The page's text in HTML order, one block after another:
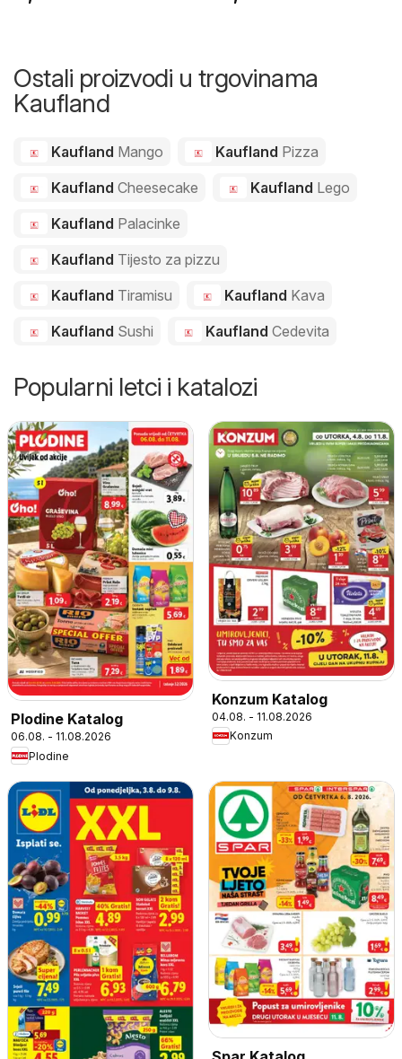
Ostali proizvodi u trgovinama
Kaufland
Kaufland Mango Kaufland Pizza
Kaufland Cheesecake Kaufland Lego
Kaufland Palacinke
Kaufland Tijesto za pizzu
Kaufland Tiramisu Kaufland Kava
Kaufland Sushi Kaufland Cedevita
Popularni letci i katalozi
Plodine Katalog
06.08. - 11.08.2026
Plodine
Konzum Katalog
04.08. - 11.08.2026
Konzum